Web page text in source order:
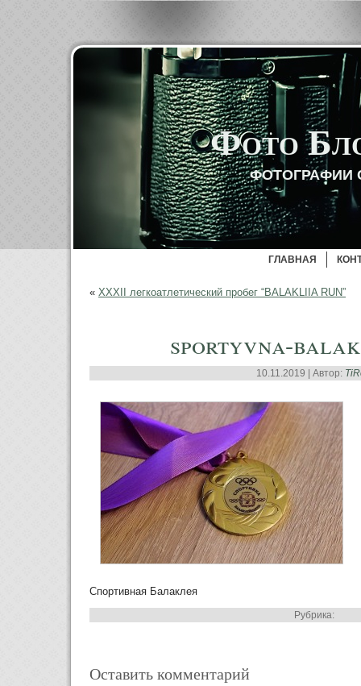
Фото
ФОТОГРАФИИ
ГЛАВНАЯ
« ХХХІІ легкоатлетический пробег “BALAKLIIA RUN”
sportyvna-
10.11.2019 | Автор:
Спортивная Балаклея
Рубрика:
Оставить комментарий